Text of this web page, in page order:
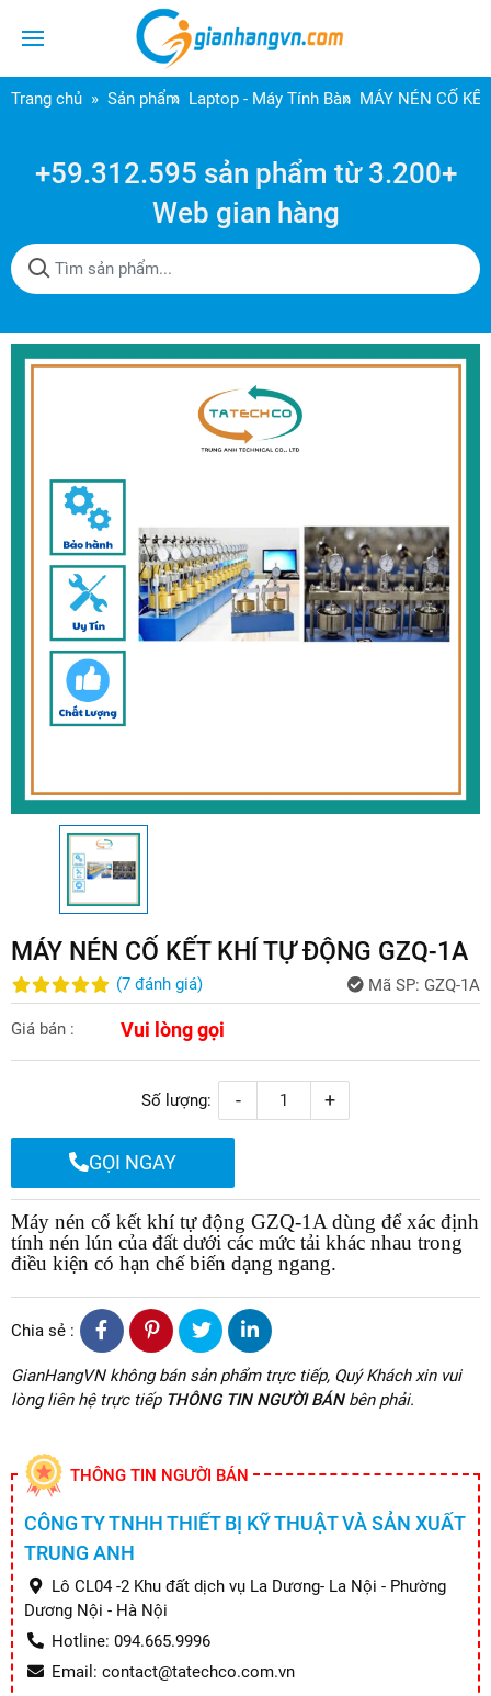
Trang chủ Sản phẩm Laptop - Máy Tính Bàn MÁY NÉN CỐ
+59.312.595 sản phẩm từ 3.200+
Web gian hàng
MÁY NÉN CỐ KẾT KHÍ TỰ ĐỘNG GZQ-1A
(7 đánh giá) Mã SP: GZQ-1A
Giá bán : Vui lòng gọi
Số lượng: - +
GỌI NGAY
Máy nén cố kết khí tự động GZQ-1A dùng để xác định
tính nén lún của đất dưới các mức tải khác nhau trong
điều kiện có hạn chế biến dạng ngang.
Chia sẻ :
GianHangVN không bán sản phẩm trực tiếp, Quý Khách xin vui
lòng liên hệ trực tiếp THÔNG TIN NGƯỜI BÁNbên phải.
THÔNG TIN NGƯỜI BÁN
CÔNG TY TNHH THIẾT BỊ KỸ THUẬT VÀ SẢN XUẤT
TRUNG ANH
Lô CL04 -2 Khu đất dịch vụ La Dương- La Nội - Phường
Dương Nội - Hà Nội
Hotline: 094.665.9996
Email: contact@tatechco.com.vn